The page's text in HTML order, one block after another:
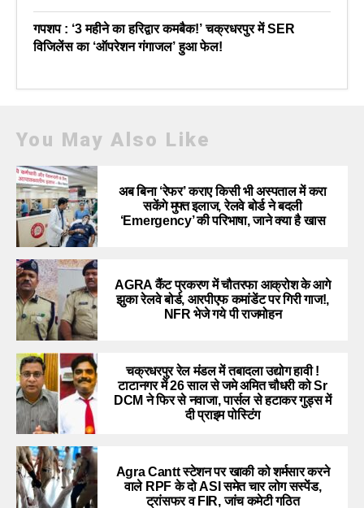
गपशप : ‘3 महीने का हरिद्वार कमबैक!’ चक्रधरपुर में SER
विजिलेंस का ‘ऑपरेशन गंगाजल’ हुआ फेल!
You May Also Like
अब बिना ‘रेफर’ कराए किसी भी अस्पताल में करा
सकेंगे मुफ्त इलाज, रेलवे बोर्ड ने बदली
‘Emergency’ की परिभाषा, जाने क्या है खास
AGRA कैंट प्रकरण में चौतरफा आक्रोश के आगे
झुका रेलवे बोर्ड, आरपीएफ कमांडेंट पर गिरी गाज!,
NFR भेजे गये पी राजमोहन
चक्रधरपुर रेल मंडल में तबादला उद्योग हावी !
टाटानगर में 26 साल से जमे अमित चौधरी को Sr
DCM ने फिर से नवाजा, पार्सल से हटाकर गुड्स में
दी प्राइम पोस्टिंग
Agra Cantt स्टेशन पर खाकी को शर्मसार करने
वाले RPF के दो ASI समेत चार लोग सस्पेंड,
ट्रांसफर व FIR, जांच कमेटी गठित